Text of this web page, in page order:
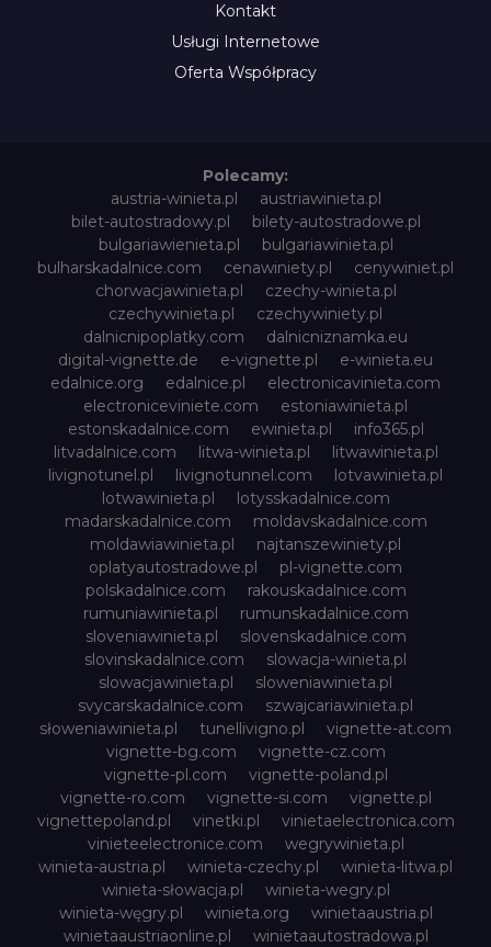
Kontakt
Usługi Internetowe
Oferta Współpracy
Polecamy:
austria-winieta.pl
austriawinieta.pl
bilet-autostradowy.pl
bilety-autostradowe.pl
bulgariawienieta.pl
bulgariawinieta.pl
bulharskadalnice.com
cenawiniety.pl
cenywiniet.pl
chorwacjawinieta.pl
czechy-winieta.pl
czechywinieta.pl
czechywiniety.pl
dalnicnipoplatky.com
dalnicniznamka.eu
digital-vignette.de
e-vignette.pl
e-winieta.eu
edalnice.org
edalnice.pl
electronicavinieta.com
electroniceviniete.com
estoniawinieta.pl
estonskadalnice.com
ewinieta.pl
info365.pl
litvadalnice.com
litwa-winieta.pl
litwawinieta.pl
livignotunel.pl
livignotunnel.com
lotvawinieta.pl
lotwawinieta.pl
lotysskadalnice.com
madarskadalnice.com
moldavskadalnice.com
moldawiawinieta.pl
najtanszewiniety.pl
oplatyautostradowe.pl
pl-vignette.com
polskadalnice.com
rakouskadalnice.com
rumuniawinieta.pl
rumunskadalnice.com
sloveniawinieta.pl
slovenskadalnice.com
slovinskadalnice.com
slowacja-winieta.pl
slowacjawinieta.pl
sloweniawinieta.pl
svycarskadalnice.com
szwajcariawinieta.pl
słoweniawinieta.pl
tunellivigno.pl
vignette-at.com
vignette-bg.com
vignette-cz.com
vignette-pl.com
vignette-poland.pl
vignette-ro.com
vignette-si.com
vignette.pl
vignettepoland.pl
vinetki.pl
vinietaelectronica.com
vinieteelectronice.com
wegrywinieta.pl
winieta-austria.pl
winieta-czechy.pl
winieta-litwa.pl
winieta-słowacja.pl
winieta-wegry.pl
winieta-węgry.pl
winieta.org
winietaaustria.pl
winietaaustriaonline.pl
winietaautostradowa.pl